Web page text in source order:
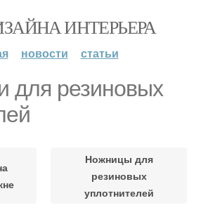
ИНТЕРЬЕРА
новости статьи
для резиновых
Ножницы для
резиновых
уплотнителей